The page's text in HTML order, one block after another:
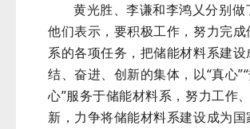
黄光胜、李谦和李鸿乂分别做
他们表示，要积极工作，努力完成
系的各项任务，把储能材料系建设
结、奋进、创新的集体，以“真心”“
心”服务于储能材料系，努力工作
新，力争将储能材料系建设成为